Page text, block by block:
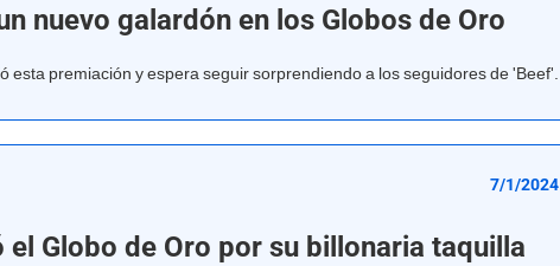
nuevo galardón en los Globos de Oro
esta premiación y espera seguir sorprendiendo a los seguidores de 'Beef'.
7/1/2024
el Globo de Oro por su billonaria taquilla